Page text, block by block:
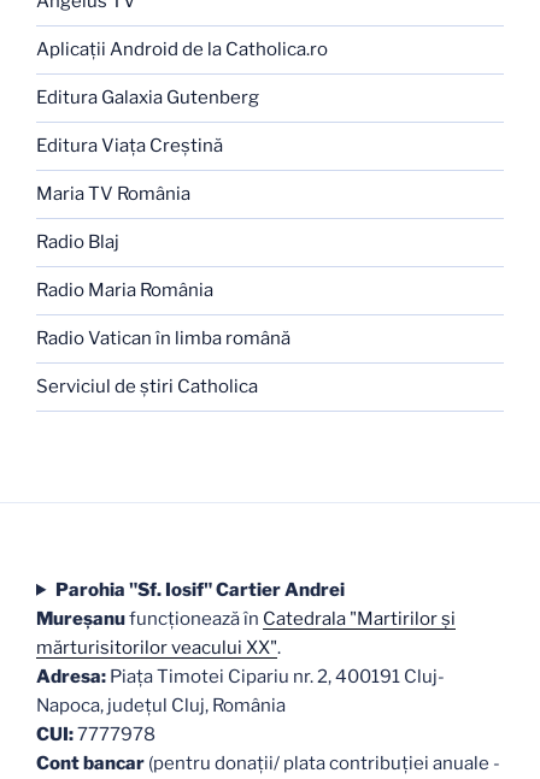
Aplicaţii Android de la Catholica.ro
Editura Galaxia Gutenberg
Editura Viaţa Creştină
Maria TV România
Radio Blaj
Radio Maria România
Radio Vatican în limba română
Serviciul de ştiri Catholica
Parohia "Sf. Iosif" Cartier Andrei
Mureşanufuncţionează în Catedrala "Martirilor şi
mărturisitorilor veacului XX".
Adresa: Piaţa Timotei Cipariu nr. 2, 400191 Cluj-
Napoca, judeţul Cluj, România
CUI:7777978
Cont bancar (pentru donații/ plata contribuției anuale -